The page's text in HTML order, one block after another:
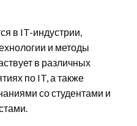
в IT-индустрии,
и методы
в различных
по IT, а также
со студентами и